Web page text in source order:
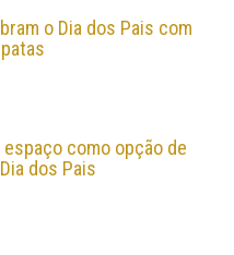
o Dia dos Pais com
como opção de
dos Pais